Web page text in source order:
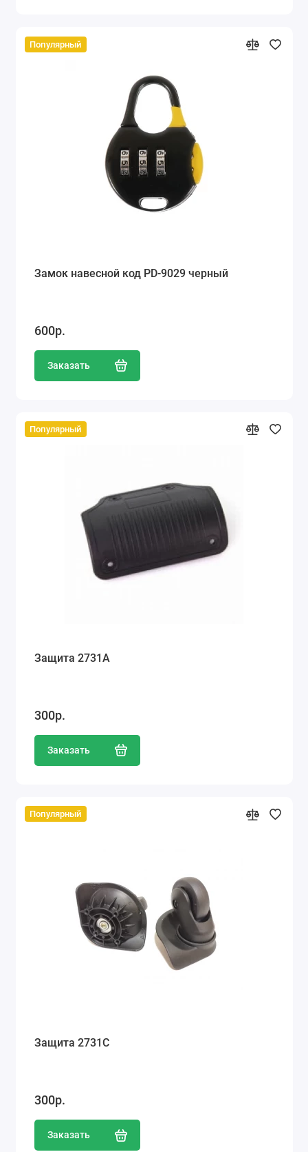
Популярный
Замок навесной код PD-9029 черный
600р.
Заказать
Популярный
Защита 2731А
300р.
Заказать
Популярный
Защита 2731С
300р.
Заказать